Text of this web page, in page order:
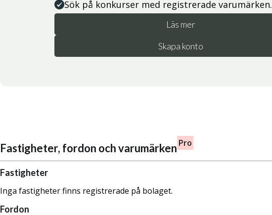
Sök på konkurser med registrerade varumärken.
Läs mer
Skapa konto
Fastigheter, fordon och varumärken Pro
Fastigheter
Inga fastigheter finns registrerade på bolaget.
Fordon